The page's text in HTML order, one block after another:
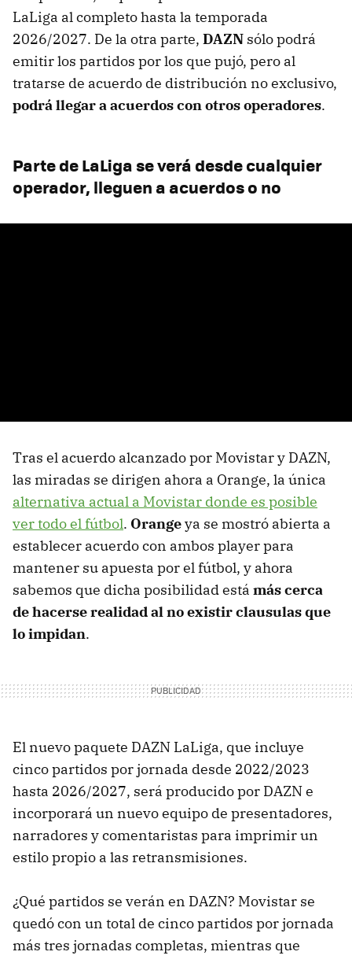
LaLiga al completo hasta la temporada
2026/2027. De la otra parte, DAZN sólo podrá
emitir los partidos por los que pujó, pero al
tratarse de acuerdo de distribución no exclusivo,
podrá llegar a acuerdos con otros operadores.
Parte de LaLiga se verá desde cualquier
operador, lleguen a acuerdos o no
Tras el acuerdo alcanzado por Movistar y DAZN,
las miradas se dirigen ahora a Orange, la única
alternativa actual a Movistar donde es posible
ver todo el fútbol. Orangeya se mostró abierta a
establecer acuerdo con ambos player para
mantener su apuesta por el fútbol, y ahora
sabemos que dicha posibilidad está más cerca
de hacerse realidad al no existir clausulas que
lo impidan.
El nuevo paquete DAZN LaLiga, que incluye
cinco partidos por jornada desde 2022/2023
hasta 2026/2027, será producido por DAZN e
incorporará un nuevo equipo de presentadores,
narradores y comentaristas para imprimir un
estilo propio a las retransmisiones.
¿Qué partidos se verán en DAZN? Movistar se
quedó con un total de cinco partidos por jornada
más tres jornadas completas, mientras que